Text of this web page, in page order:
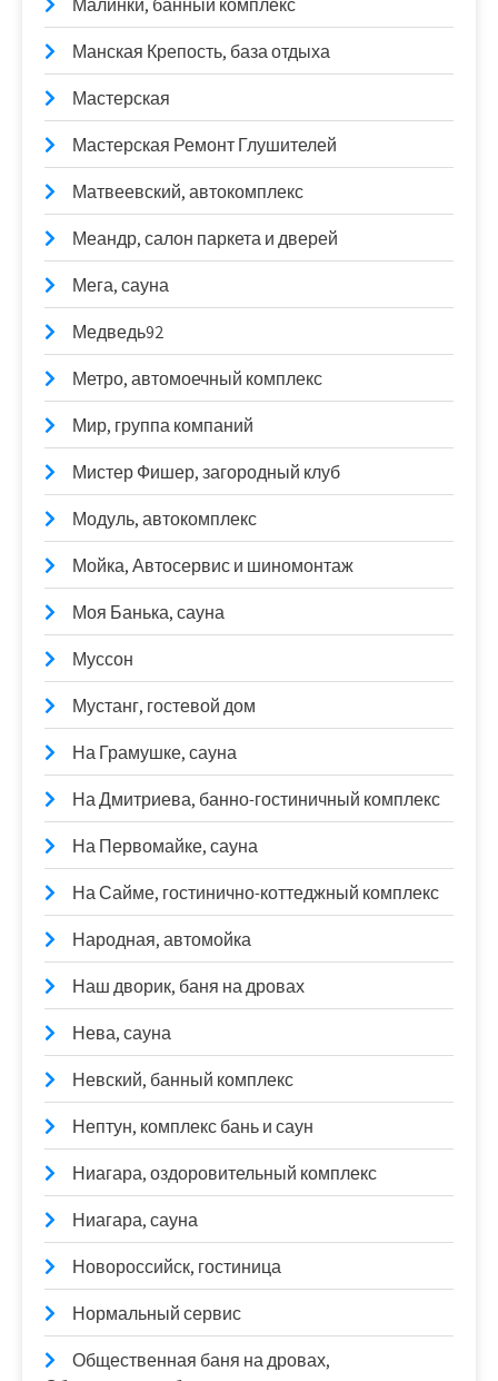
Малинки, банный комплекс
Манская Крепость, база отдыха
Мастерская
Мастерская Ремонт Глушителей
Матвеевский, автокомплекс
Меандр, салон паркета и дверей
Мега, сауна
Медведь92
Метро, автомоечный комплекс
Мир, группа компаний
Мистер Фишер, загородный клуб
Модуль, автокомплекс
Мойка, Автосервис и шиномонтаж
Моя Банька, сауна
Муссон
Мустанг, гостевой дом
На Грамушке, сауна
На Дмитриева, банно-гостиничный комплекс
На Первомайке, сауна
На Сайме, гостинично-коттеджный комплекс
Народная, автомойка
Наш дворик, баня на дровах
Нева, сауна
Невский, банный комплекс
Нептун, комплекс бань и саун
Ниагара, оздоровительный комплекс
Ниагара, сауна
Новороссийск, гостиница
Нормальный сервис
Общественная баня на дровах,